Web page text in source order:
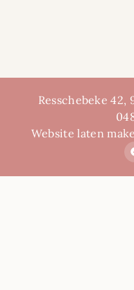
Resschebeke 42,
Website laten